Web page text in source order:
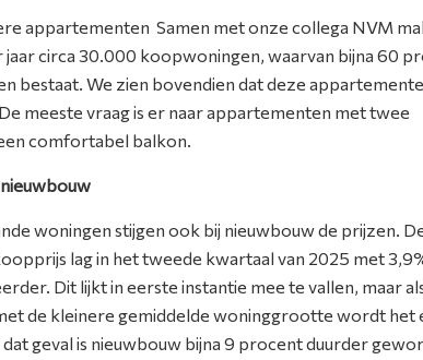
appartementen Samen met onze collega NVM
circa 30.000 koopwoningen, waarvan bijna 60
bestaat. We zien bovendien dat deze
meeste vraag is er naar appartementen met twee
comfortabel balkon.
woningen stijgen ook bij nieuwbouw de prijzen.
lag in het tweede kwartaal van 2025 met
Dit lijkt in eerste instantie mee te vallen, maar
de kleinere gemiddelde woninggrootte wordt het
geval is nieuwbouw bijna 9 procent duurder